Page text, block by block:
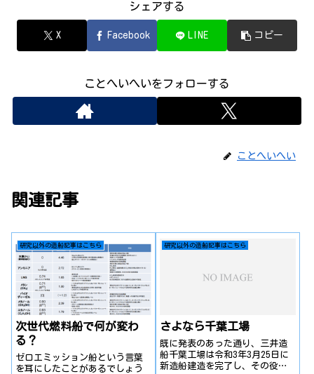
シェアする
X Facebook LINE コピー
ことへいへいをフォローする
ことへいへい
関連記事
研究以外の造船記事はこちら
次世代燃料船で何が変わ
る？
ゼロエミッション船という言葉
を耳にしたことがあるでしょう
研究以外の造船記事はこちら
さよなら千葉工場
既に発表のあった通り、三井造
船千葉工場は令和3年3月25日に
新造船建造を完了し、その役目